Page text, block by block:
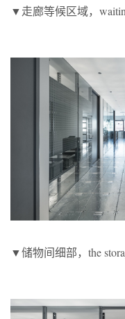
▼走廊等候区域，
▼储物间细部，the